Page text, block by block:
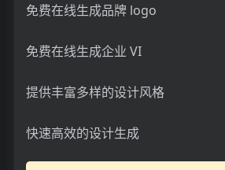
免费在线生成品牌 logo
免费在线生成企业 VI
提供丰富多样的设计风格
快速高效的设计生成